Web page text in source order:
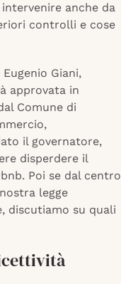
anche da
controlli e cose
Giani,
approvata in
Comune di
il governatore,
disperdere il
Poi se dal centro
legge
discutiamo su quali